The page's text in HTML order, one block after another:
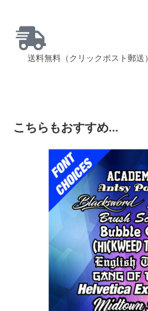
送料無料（クリックポスト郵送）
こちらもおすすめ…